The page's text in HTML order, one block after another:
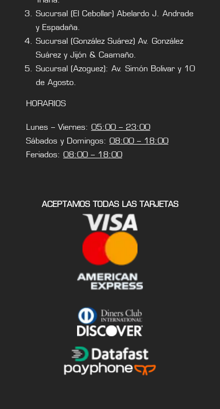
Sucursal (El Cebollar) Abelardo J. Andrade
y Espadaña.
Sucursal (González Suárez) Av. González
Suárez y Jijón & Caamaño.
Sucursal (Azoguez): Av. Simón Bolivar y 10
de Agosto.
HORARIOS
Lunes – Viernes: 05:00 – 23:00
Sábados y Domingos: 08:00 – 18:00
Feriados: 08:00 – 18:00
ACEPTAMOS TODAS LAS TARJETAS